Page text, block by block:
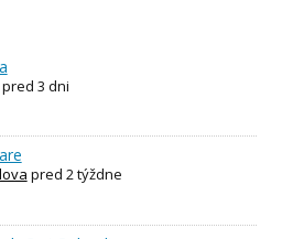
pred 3 dni
pred 2 týždne